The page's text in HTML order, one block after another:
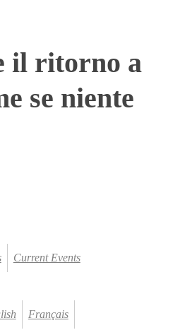
il ritorno a
se niente
Current Events
Français